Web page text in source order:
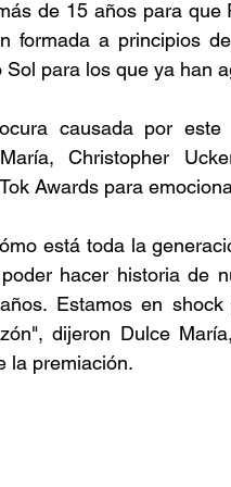
de 15 años para
formada a principios
para los que ya han
causada por
Christopher
Awards para
está toda la
hacer historia de
Estamos en
dijeron Dulce
la premiación.